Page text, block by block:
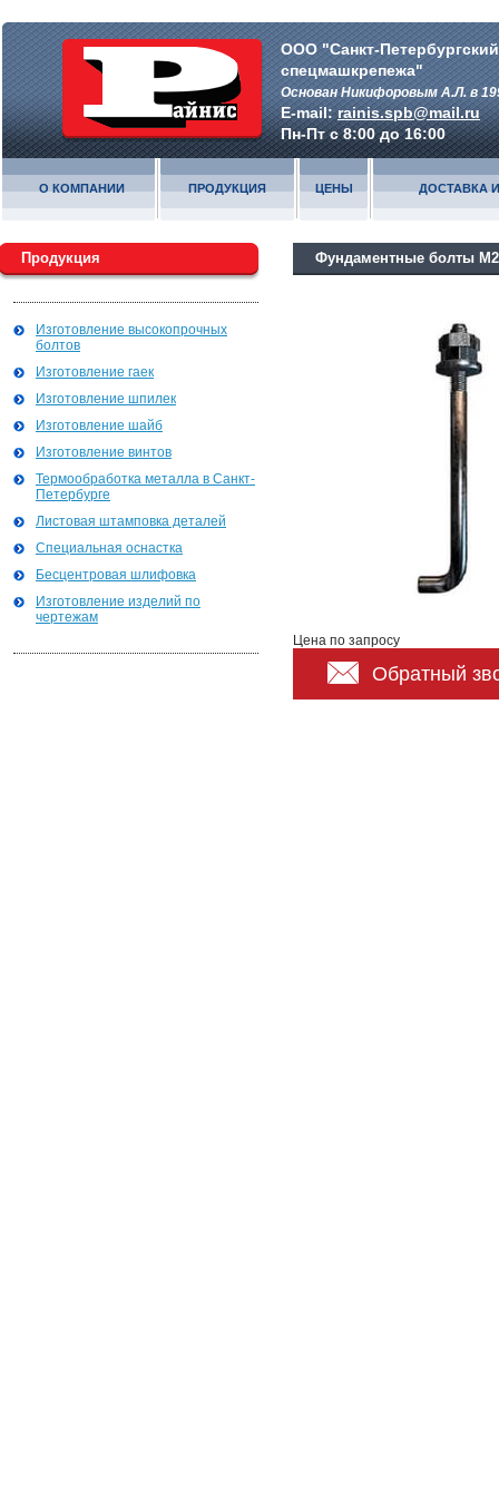
ООО "Санкт-
спецмашкрепежа"
Основан Никифоровым А.Л. в
E-mail:rainis.spb@mail.ru
Пн-Пт с 8:00 до 16:00
О КОМПАНИИ ПРОДУКЦИЯ ЦЕНЫ ДОСТАВКА
Продукция
Изготовление высокопрочных
болтов
Изготовление гаек
Изготовление шпилек
Изготовление шайб
Изготовление винтов
Термообработка металла в Санкт-
Петербурге
Листовая штамповка деталей
Специальная оснастка
Бесцентровая шлифовка
Изготовление изделий по
чертежам
Фундаментные болты
Цена по запросу
Обратный